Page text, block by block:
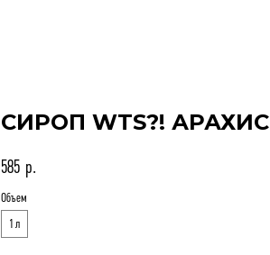
СИРОП WTS?! АРАХИС
585 р.
Объем
1 л